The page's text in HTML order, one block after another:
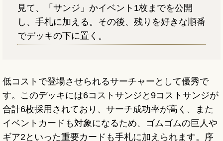
見て、「サンジ」かイベント1枚までを公開
し、手札に加える。その後、残りを好きな順番
でデッキの下に置く。
低コストで登場させられるサーチャーとして優秀で
す。このデッキには6コストサンジと9コストサンジが
合計6枚採用されており、サーチ成功率が高く、また
イベントカードも対象になるため、ゴムゴムの巨人や
ギア2といった重要カードも手札に加えられます。序